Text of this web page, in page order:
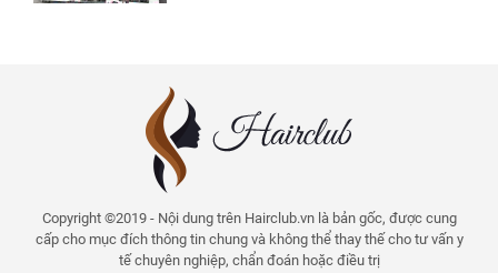
Copyright ©2019 - Nội dung trên Hairclub.vn là bản gốc, được cung
cấp cho mục đích thông tin chung và không thể thay thế cho tư vấn y
tế chuyên nghiệp, chẩn đoán hoặc điều trị